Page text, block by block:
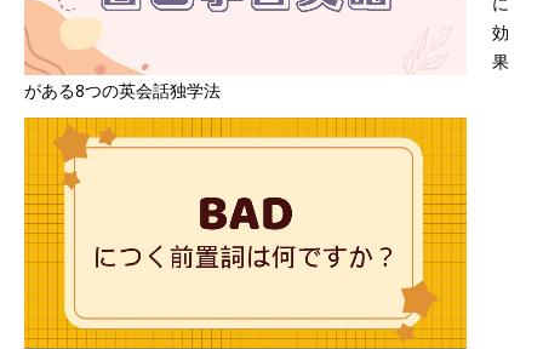
効
果
がある8つの英会話独学法